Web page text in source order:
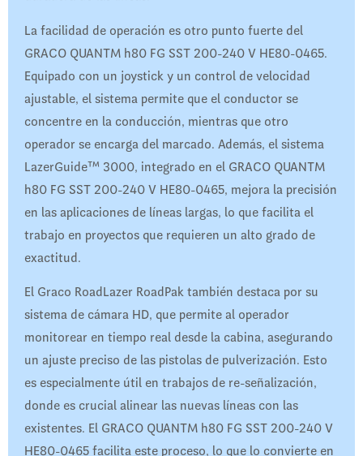
La facilidad de operación es otro punto fuerte del
GRACO QUANTM h80 FG SST 200-240 V HE80-0465.
Equipado con un joystick y un control de velocidad
ajustable, el sistema permite que el conductor se
concentre en la conducción, mientras que otro
operador se encarga del marcado. Además, el sistema
LazerGuide™ 3000, integrado en el GRACO QUANTM
h80 FG SST 200-240 V HE80-0465, mejora la precisión
en las aplicaciones de líneas largas, lo que facilita el
trabajo en proyectos que requieren un alto grado de
exactitud.
El Graco RoadLazer RoadPak también destaca por su
sistema de cámara HD, que permite al operador
monitorear en tiempo real desde la cabina, asegurando
un ajuste preciso de las pistolas de pulverización. Esto
es especialmente útil en trabajos de re-señalización,
donde es crucial alinear las nuevas líneas con las
existentes. El GRACO QUANTM h80 FG SST 200-240 V
HE80-0465 facilita este proceso, lo que lo convierte en